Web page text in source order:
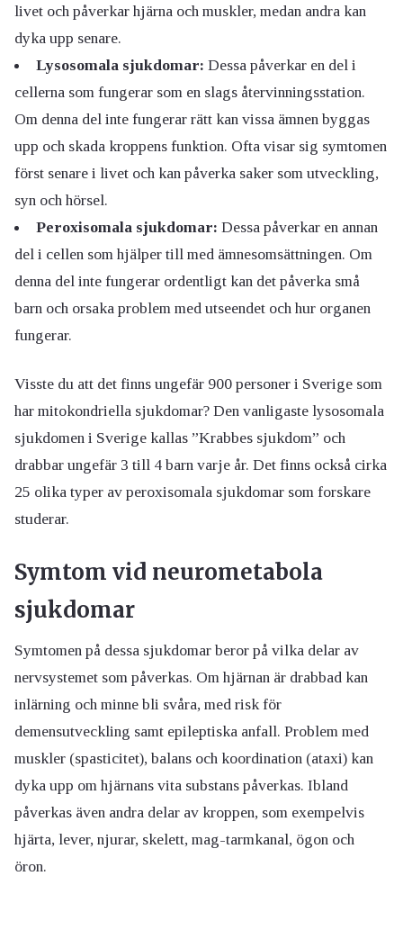
livet och påverkar hjärna och muskler, medan andra kan
dyka upp senare.
Lysosomala sjukdomar: Dessa påverkar en del i
cellerna som fungerar som en slags återvinningsstation.
Om denna del inte fungerar rätt kan vissa ämnen byggas
upp och skada kroppens funktion. Ofta visar sig symtomen
först senare i livet och kan påverka saker som utveckling,
syn och hörsel.
Peroxisomala sjukdomar: Dessa påverkar en annan
del i cellen som hjälper till med ämnesomsättningen. Om
denna del inte fungerar ordentligt kan det påverka små
barn och orsaka problem med utseendet och hur organen
fungerar.
Visste du att det finns ungefär 900 personer i Sverige som
har mitokondriella sjukdomar? Den vanligaste lysosomala
sjukdomen i Sverige kallas ”Krabbes sjukdom” och
drabbar ungefär 3 till 4 barn varje år. Det finns också cirka
25 olika typer av peroxisomala sjukdomar som forskare
studerar.
Symtom vid neurometabola
sjukdomar
Symtomen på dessa sjukdomar beror på vilka delar av
nervsystemet som påverkas. Om hjärnan är drabbad kan
inlärning och minne bli svåra, med risk för
demensutveckling samt epileptiska anfall. Problem med
muskler (spasticitet), balans och koordination (ataxi) kan
dyka upp om hjärnans vita substans påverkas. Ibland
påverkas även andra delar av kroppen, som exempelvis
hjärta, lever, njurar, skelett, mag-tarmkanal, ögon och
öron.